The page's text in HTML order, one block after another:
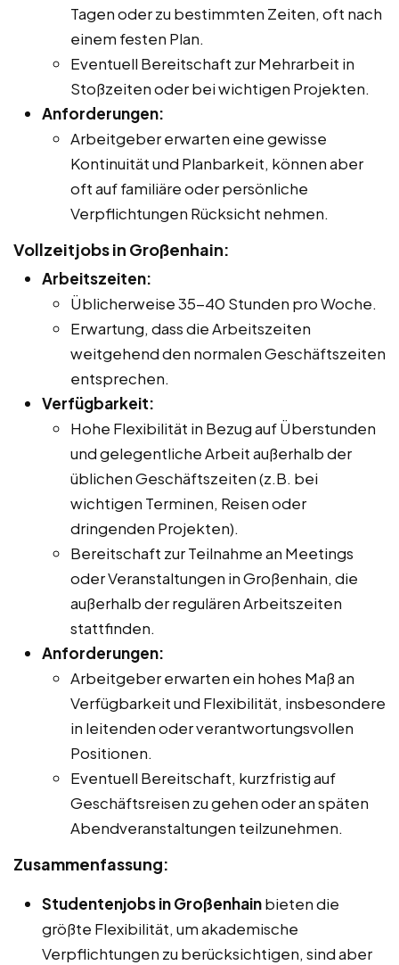
Tagen oder zu bestimmten Zeiten, oft nach
einem festen Plan.
Eventuell Bereitschaft zur Mehrarbeit in
Stoßzeiten oder bei wichtigen Projekten.
Anforderungen:
Arbeitgeber erwarten eine gewisse
Kontinuität und Planbarkeit, können aber
oft auf familiäre oder persönliche
Verpflichtungen Rücksicht nehmen.
Vollzeitjobs in Großenhain:
Arbeitszeiten:
Üblicherweise 35-40 Stunden pro Woche.
Erwartung, dass die Arbeitszeiten
weitgehend den normalen Geschäftszeiten
entsprechen.
Verfügbarkeit:
Hohe Flexibilität in Bezug auf Überstunden
und gelegentliche Arbeit außerhalb der
üblichen Geschäftszeiten (z.B. bei
wichtigen Terminen, Reisen oder
dringenden Projekten).
Bereitschaft zur Teilnahme an Meetings
oder Veranstaltungen in Großenhain, die
außerhalb der regulären Arbeitszeiten
stattfinden.
Anforderungen:
Arbeitgeber erwarten ein hohes Maß an
Verfügbarkeit und Flexibilität, insbesondere
in leitenden oder verantwortungsvollen
Positionen.
Eventuell Bereitschaft, kurzfristig auf
Geschäftsreisen zu gehen oder an späten
Abendveranstaltungen teilzunehmen.
Zusammenfassung:
Studentenjobs in Großenhainbieten die
größte Flexibilität, um akademische
Verpflichtungen zu berücksichtigen, sind aber